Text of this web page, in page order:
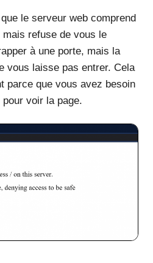
le serveur web comprend
refuse de vous le
à une porte, mais la
vous laisse pas entrer. Cela
parce que vous avez besoin
voir la page.